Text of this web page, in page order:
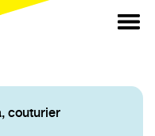
couturier